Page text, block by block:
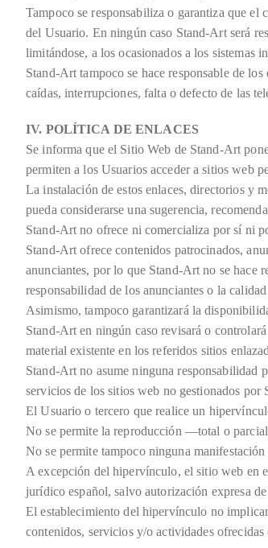
Tampoco se responsabiliza o garantiza que el
del Usuario. En ningún caso Stand-Art será
limitándose, a los ocasionados a los sistemas
Stand-Art tampoco se hace responsable de
caídas, interrupciones, falta o defecto de las
IV. POLÍTICA DE ENLACES
Se informa que el Sitio Web de Stand-Art
permiten a los Usuarios acceder a sitios web
La instalación de estos enlaces, directorios y
pueda considerarse una sugerencia,
Stand-Art no ofrece ni comercializa por sí ni
Stand-Art ofrece contenidos patrocinados,
anunciantes, por lo que Stand-Art no se hace
responsabilidad de los anunciantes o la
Asimismo, tampoco garantizará la
Stand-Art en ningún caso revisará o
material existente en los referidos sitios
Stand-Art no asume ninguna responsabilidad
servicios de los sitios web no gestionados por
El Usuario o tercero que realice un
No se permite la reproducción —total o
No se permite tampoco ninguna
A excepción del hipervínculo, el sitio web en
jurídico español, salvo autorización expresa
El establecimiento del hipervínculo no
contenidos, servicios y/o actividades